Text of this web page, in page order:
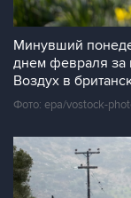
Минувший
днем февраля за
Воздух в
Фото: epa/vostock-